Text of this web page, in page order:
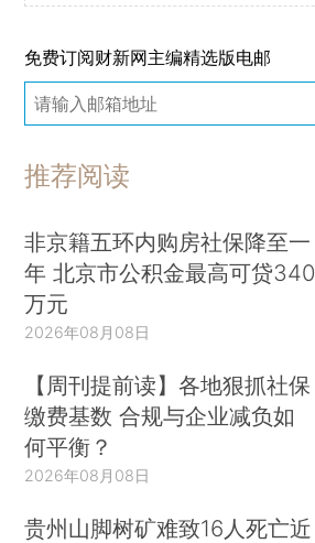
免费订阅财新网主编精选版电邮
推荐阅读
非京籍五环内购房社保降至一
年 北京市公积金最高可贷340
万元
2026年08月08日
【周刊提前读】各地狠抓社保
缴费基数 合规与企业减负如
何平衡？
2026年08月08日
贵州山脚树矿难致16人死亡近